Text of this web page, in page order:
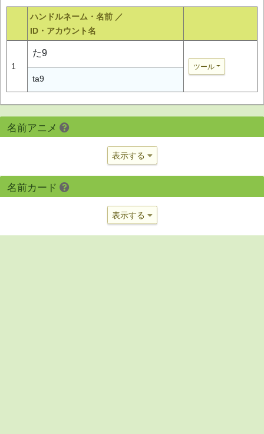
ハンドルネーム・名前 ／
ID・アカウント名
1
た9
ツール
ta9
名前アニメ
表示する
名前カード
表示する